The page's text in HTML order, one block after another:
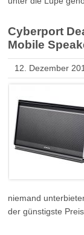
Cyberport
Mobile
12. Dezember
niemand
der günstigste